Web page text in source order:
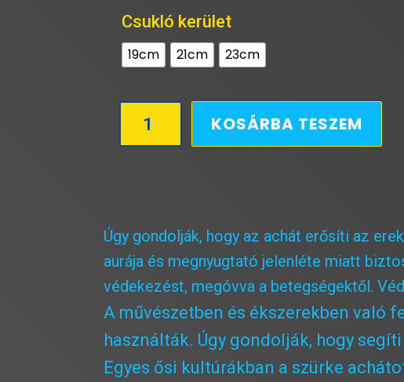
6.500 Ft.
4.990 Ft.
Csukló kerület
19cm 21cm 23cm
csíkos
Achát
KOSÁRBA TESZEM
Úgy gondolják, hogy az achát erősíti az
aurája és megnyugtató jelenléte miatt
védekezést, megóvva a betegségektől.
A művészetben és ékszerekben való
használták. Úgy gondolják, hogy
Egyes ősi kultúrákban a szürke